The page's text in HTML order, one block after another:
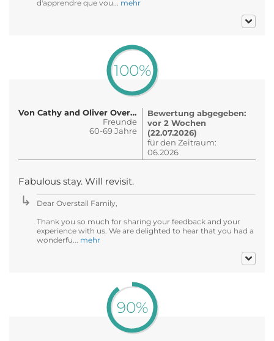
d'apprendre que vou... mehr
100%
Von Cathy and Oliver Overstall
Freunde
60-69 Jahre
Bewertung abgegeben:
vor 2 Wochen
(22.07.2026)
für den Zeitraum:
06.2026
Fabulous stay. Will revisit.
Dear Overstall Family,
Thank you so much for sharing your feedback and your
experience with us. We are delighted to hear that you had a
wonderfu... mehr
90%